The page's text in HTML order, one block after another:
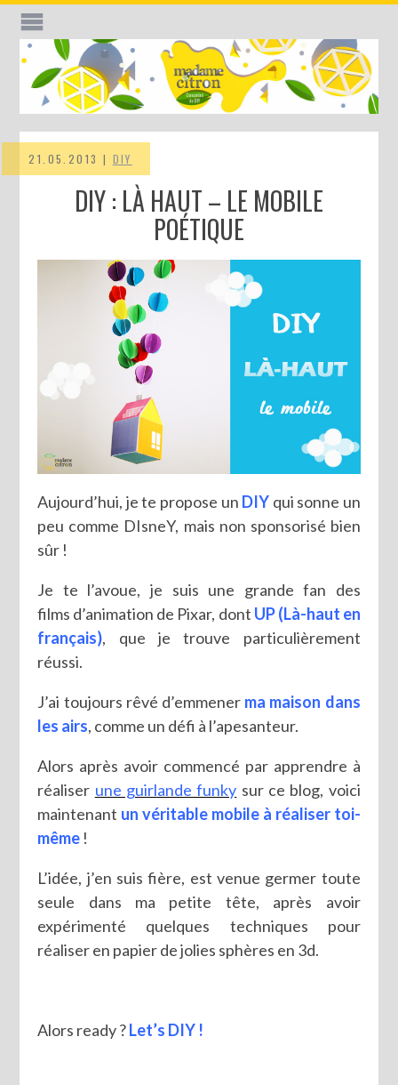
21.05.2013 | DIY
DIY : LÀ HAUT – LE MOBILE
POÉTIQUE
Aujourd’hui, je te propose un DIY qui sonne un
peu comme DIsneY, mais non sponsorisé bien
sûr !
Je te l’avoue, je suis une grande fan des
films d’animation de Pixar, dont UP (Là-haut en
français), que je trouve particulièrement
réussi.
J’ai toujours rêvé d’emmener ma maison dans
les airs, comme un défi à l’apesanteur.
Alors après avoir commencé par apprendre à
réaliser une guirlande funky sur ce blog, voici
maintenant un véritable mobile à réaliser toi-
même !
L’idée, j’en suis fière, est venue germer toute
seule dans ma petite tête, après avoir
expérimenté quelques techniques pour
réaliser en papier de jolies sphères en 3d.
Alors ready ?Let’s DIY !